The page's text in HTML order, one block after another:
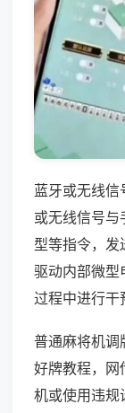
蓝牙或无线信
或无线信号
型等指令，
驱动内部微型
过程中进行干
普通麻将机调
好牌教程，网
机或使用违规